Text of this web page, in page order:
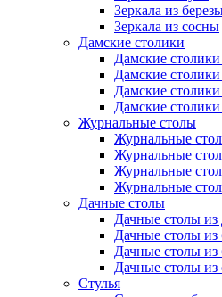
Зеркала из
Зеркала из сосны
Дамские столики
Дамские столики
Дамские столики
Дамские
Дамские
Журнальные столы
Журнальные
Журнальные
Журнальные
Журнальные
Дачные столы
Дачные столы из
Дачные столы из
Дачные столы из
Дачные столы из
Стулья